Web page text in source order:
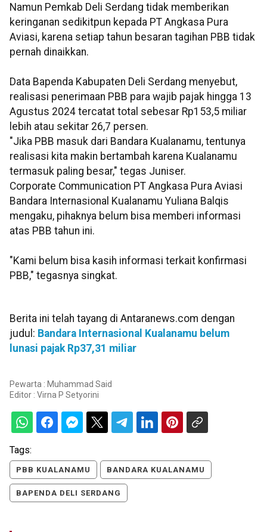
Namun Pemkab Deli Serdang tidak memberikan
keringanan sedikitpun kepada PT Angkasa Pura
Aviasi, karena setiap tahun besaran tagihan PBB tidak
pernah dinaikkan.
Data Bapenda Kabupaten Deli Serdang menyebut,
realisasi penerimaan PBB para wajib pajak hingga 13
Agustus 2024 tercatat total sebesar Rp153,5 miliar
lebih atau sekitar 26,7 persen.
"Jika PBB masuk dari Bandara Kualanamu, tentunya
realisasi kita makin bertambah karena Kualanamu
termasuk paling besar," tegas Juniser.
Corporate Communication PT Angkasa Pura Aviasi
Bandara Internasional Kualanamu Yuliana Balqis
mengaku, pihaknya belum bisa memberi informasi
atas PBB tahun ini.
"Kami belum bisa kasih informasi terkait konfirmasi
PBB," tegasnya singkat.
Berita ini telah tayang di Antaranews.com dengan
judul: Bandara Internasional Kualanamu belum
lunasi pajak Rp37,31 miliar
Pewarta : Muhammad Said
Editor : Virna P Setyorini
Tags:
PBB KUALANAMU BANDARA KUALANAMU
BAPENDA DELI SERDANG